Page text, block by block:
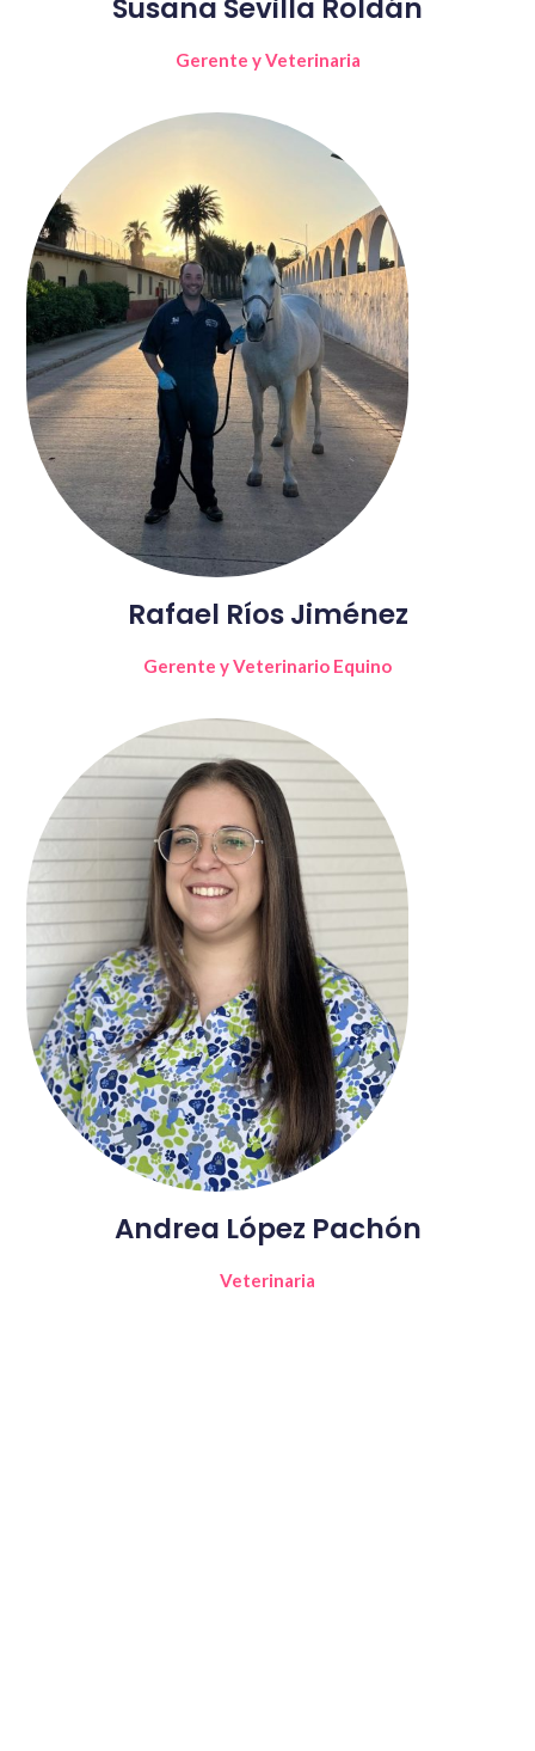
Susana Sevilla Roldán
Gerente y Veterinaria
Rafael Ríos Jiménez
Gerente y Veterinario Equino
Andrea López Pachón
Veterinaria